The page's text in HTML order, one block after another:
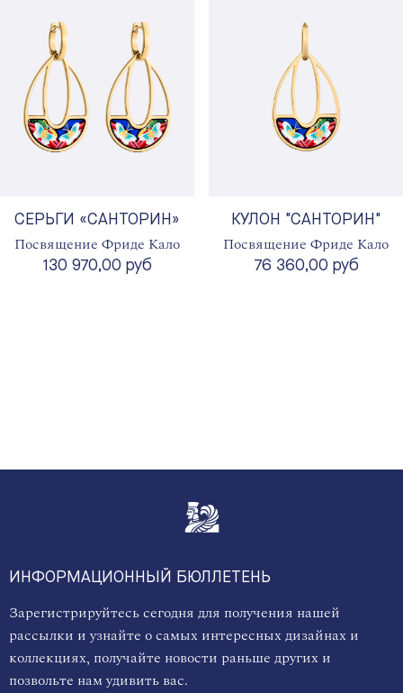
СЕРЬГИ «САНТОРИН»
Посвящение Фриде Кало
130 970,00 руб
КУЛОН "САНТОРИН"
Посвящение Фриде Кало
76 360,00 руб
ИНФОРМАЦИОННЫЙ БЮЛЛЕТЕНЬ
Зарегистрируйтесь сегодня для получения нашей
рассылки и узнайте о самых интересных дизайнах и
коллекциях, получайте новости раньше других и
позвольте нам удивить вас.